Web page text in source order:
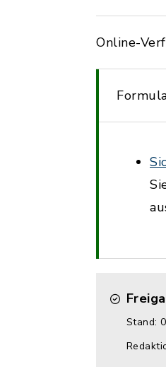
Online-
Stand: